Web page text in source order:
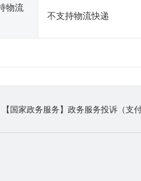
物流
不支持物流快递
【国家政务服务】政务服务投诉（支付